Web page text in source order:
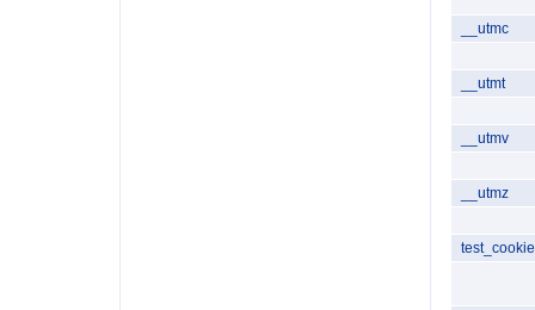
__utmc
__utmt
__utmv
__utmz
test_cookie